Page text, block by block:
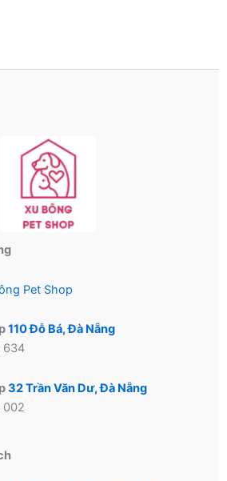
Pet Shop
110 Đỗ Bá, Đà Nẵng
634
32 Trần Văn Dư, Đà Nẵng
002